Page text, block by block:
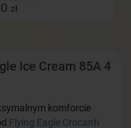
zł
Ice Cream 85A 4
komforcie
Flying Eagle Crocanti